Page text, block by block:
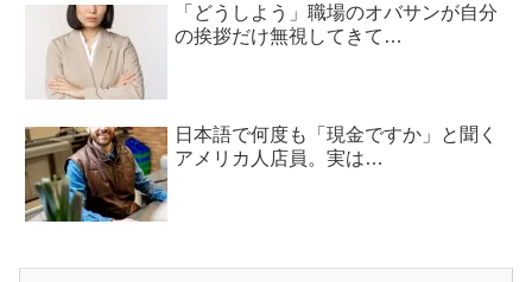
「どうしよう」職場のオバサンが自分
の挨拶だけ無視してきて…
日本語で何度も「現金ですか」と聞く
アメリカ人店員。実は…